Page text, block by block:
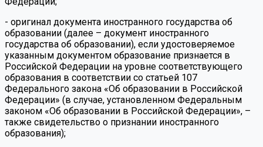
- оригинал документа иностранного государства об
образовании (далее – документ иностранного
государства об образовании), если удостоверяемое
указанным документом образование признается в
Российской Федерации на уровне соответствующего
образования в соответствии со статьей 107
Федерального закона «Об образовании в Российской
Федерации» (в случае, установленном Федеральным
законом «Об образовании в Российской Федерации», –
также свидетельство о признании иностранного
образования);